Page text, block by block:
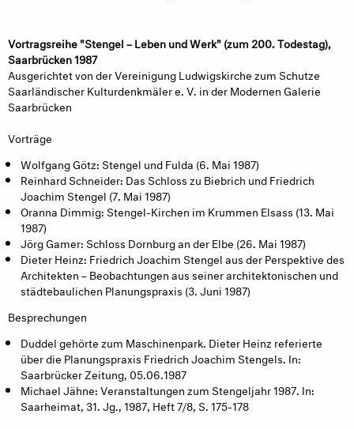
Vortragsreihe "Stengel – Leben und Werk" (zum 200. Todestag),
Saarbrücken 1987
Ausgerichtet von der Vereinigung Ludwigskirche zum Schutze
Saarländischer Kulturdenkmäler e. V. in der Modernen Galerie
Saarbrücken
Vorträge
Wolfgang Götz: Stengel und Fulda (6. Mai 1987)
Reinhard Schneider: Das Schloss zu Biebrich und Friedrich
Joachim Stengel (7. Mai 1987)
Oranna Dimmig: Stengel-Kirchen im Krummen Elsass (13. Mai
1987)
Jörg Gamer: Schloss Dornburg an der Elbe (26. Mai 1987)
Dieter Heinz: Friedrich Joachim Stengel aus der Perspektive des
Architekten – Beobachtungen aus seiner architektonischen und
städtebaulichen Planungspraxis (3. Juni 1987)
Besprechungen
Duddel gehörte zum Maschinenpark. Dieter Heinz referierte
über die Planungspraxis Friedrich Joachim Stengels. In:
Saarbrücker Zeitung, 05.06.1987
Michael Jähne: Veranstaltungen zum Stengeljahr 1987. In:
Saarheimat, 31. Jg., 1987, Heft 7/8, S. 175-178